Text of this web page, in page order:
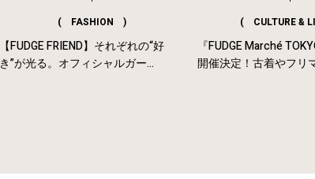
( FASHION )
【FUDGE FRIEND】それぞれの“好
き”が光る。オフィシャルガー...
( CULTURE &
『FUDGE Marché
開催決定！古着やフリ